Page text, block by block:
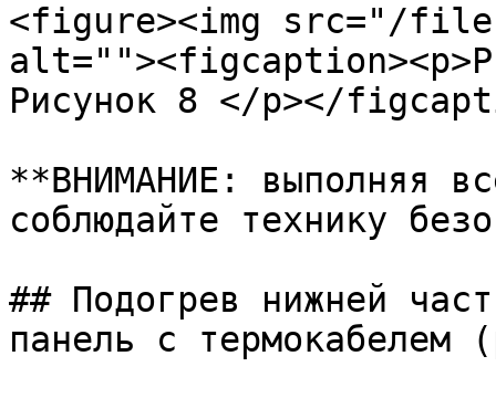
<figure><img src="/files/
Рисунок 8 </p></
**ВНИМАНИЕ: выполняя
соблюдайте технику
## Подогрев нижней
панель с термокабелем